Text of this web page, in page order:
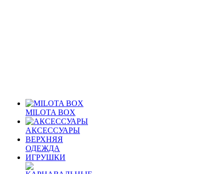
MILOTA BOX
АКСЕССУАРЫ
ВЕРХНЯЯ
ОДЕЖДА
ИГРУШКИ